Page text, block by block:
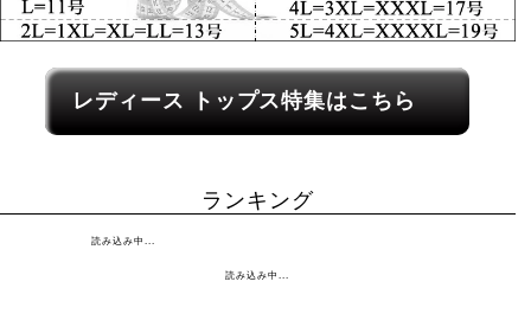
レディース関連カテゴリーへのリンク
レディース トップス特集はこちら
ランキング
読み込み中...
読み込み中...